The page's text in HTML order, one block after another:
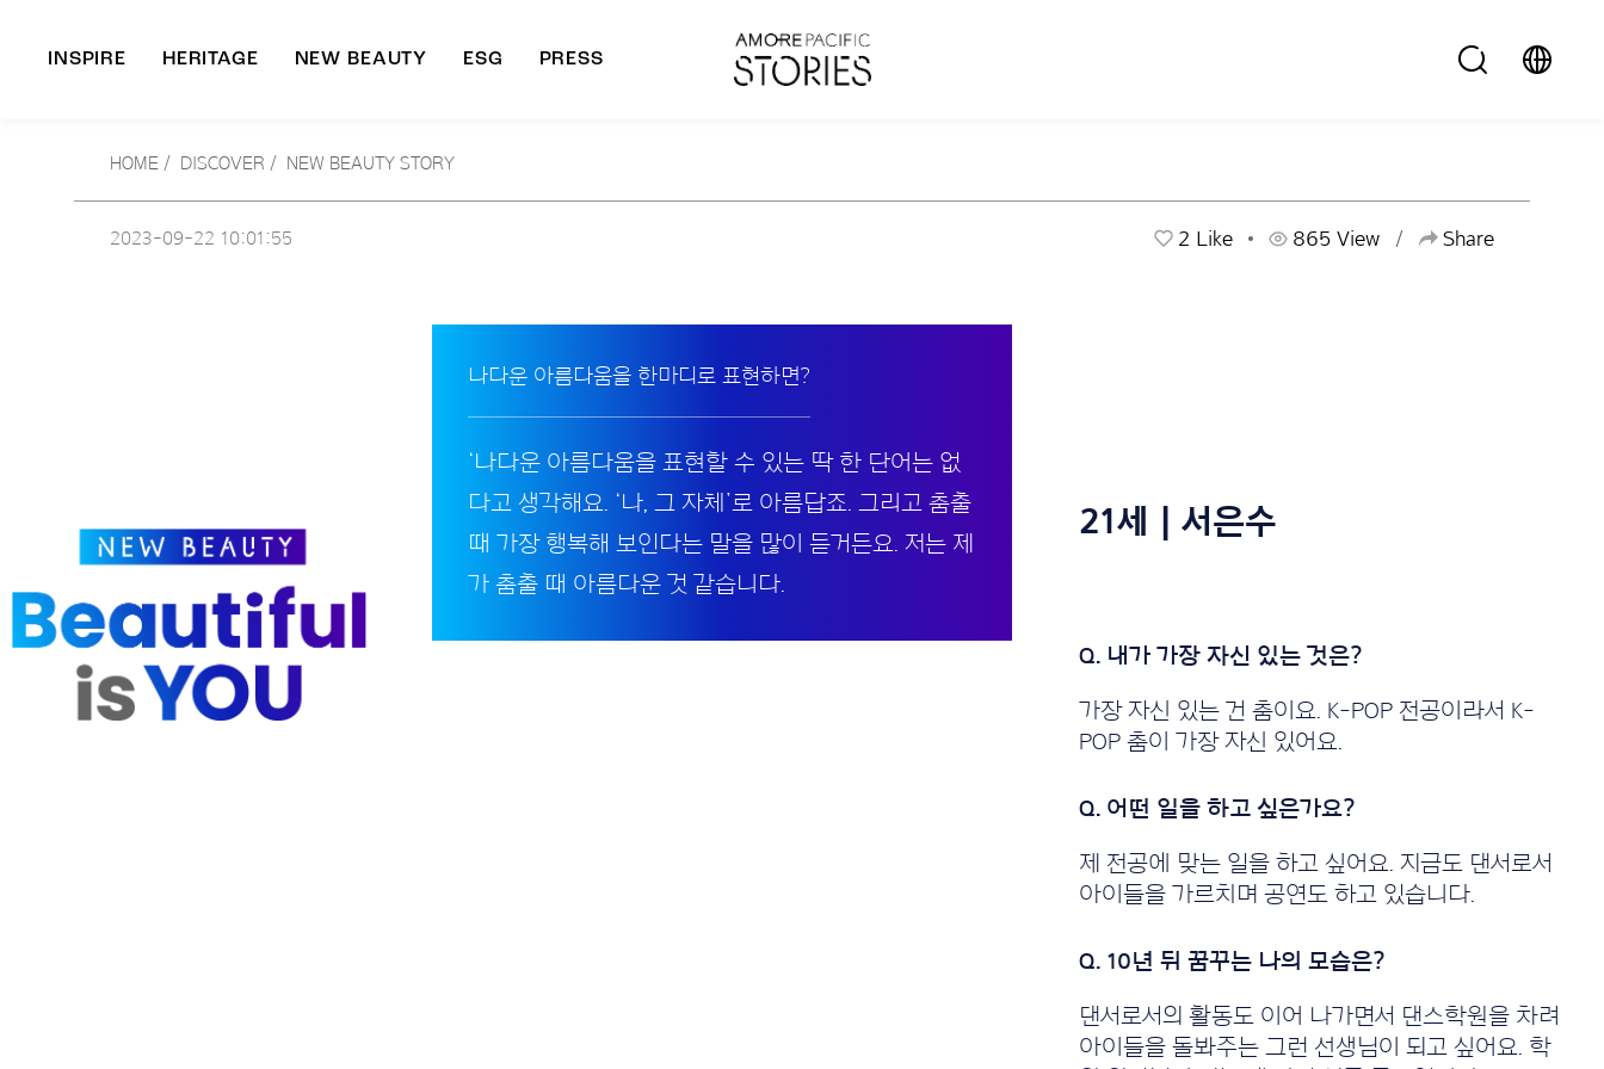
INSPIRE HERITAGE NEW BEAUTY ESG PRESS
HOME / DISCOVER / NEW BEAUTY STORY
2023-09-22 10:01:55 2 Like 865 View Share
나다운 아름다움을 한마디로 표현하면?
‘나다운 아름다움을 표현할 수 있는 딱 한 단어는 없
다고 생각해요. ‘나, 그 자체’로 아름답죠. 그리고 춤출
때 가장 행복해 보인다는 말을 많이 듣거든요. 저는 제
가 춤출 때 아름다운 것 같습니다.
21세 | 서은수
가장 자신 있는 건 춤이요. K-POP 전공이라서 K-
POP 춤이 가장 자신 있어요.
제 전공에 맞는 일을 하고 싶어요. 지금도 댄서로서
아이들을 가르치며 공연도 하고 있습니다.
댄서로서의 활동도 이어 나가면서 댄스학원을 차려
아이들을 돌봐주는 그런 선생님이 되고 싶어요. 학